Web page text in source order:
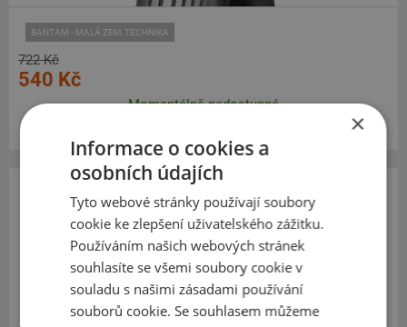
BANTAM - MALÁ ZEM.TECHNIKA
722 Kč
540 Kč
Momentálně nedostupné
Deli
S-310
4.00
-4
TT, 4PR
×
Informace o cookies a
osobních údajích
Tyto webové stránky používají soubory
cookie ke zlepšení uživatelského zážitku.
Používáním našich webových stránek
souhlasíte se všemi soubory cookie v
souladu s našimi zásadami používání
souborů cookie. Se souhlasem můžeme